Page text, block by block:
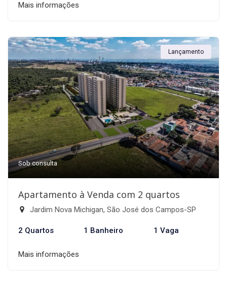
Mais informações
Lançamento
Sob consulta
Apartamento à Venda com 2 quartos
Jardim Nova Michigan, São José dos Campos-SP
2 Quartos 1 Banheiro 1 Vaga
Mais informações